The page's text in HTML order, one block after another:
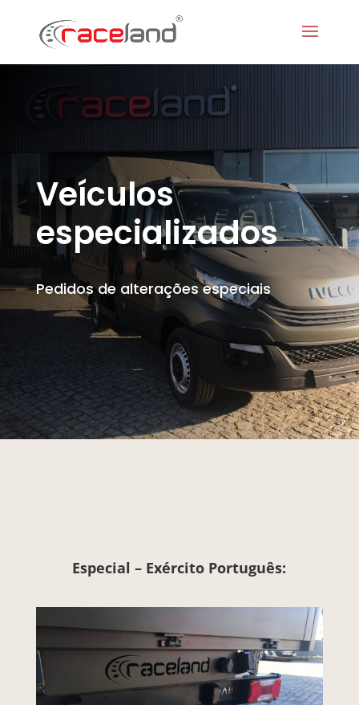
Veículos
especializados
Pedidos de alterações especiais
Especial – Exército Português: